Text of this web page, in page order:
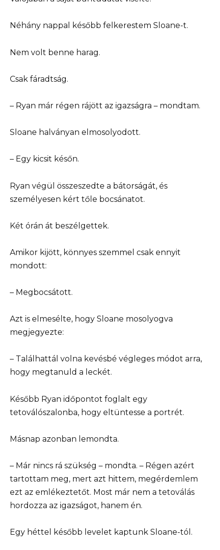
Néhány nappal később felkerestem Sloane-t.
Nem volt benne harag.
Csak fáradtság.
– Ryan már régen rájött az igazságra – mondtam.
Sloane halványan elmosolyodott.
– Egy kicsit későn.
Ryan végül összeszedte a bátorságát, és
személyesen kért tőle bocsánatot.
Két órán át beszélgettek.
Amikor kijött, könnyes szemmel csak ennyit
mondott:
– Megbocsátott.
Azt is elmesélte, hogy Sloane mosolyogva
megjegyezte:
– Találhattál volna kevésbé végleges módot arra,
hogy megtanuld a leckét.
Később Ryan időpontot foglalt egy
tetoválószalonba, hogy eltüntesse a portrét.
Másnap azonban lemondta.
– Már nincs rá szükség – mondta. – Régen azért
tartottam meg, mert azt hittem, megérdemlem
ezt az emlékeztetőt. Most már nem a tetoválás
hordozza az igazságot, hanem én.
Egy héttel később levelet kaptunk Sloane-tól.